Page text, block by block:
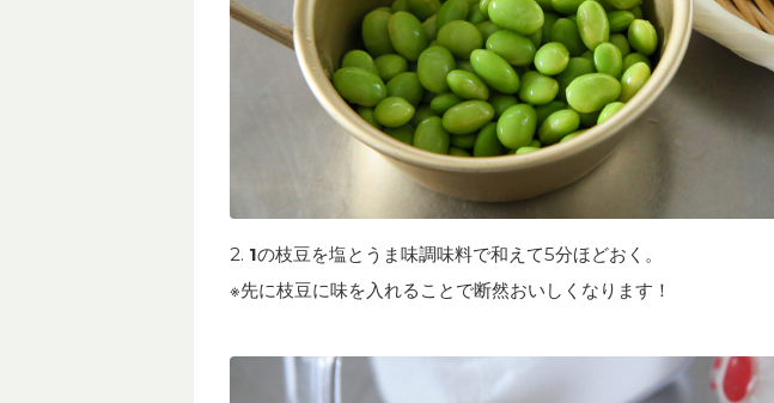
2. 1の枝豆を塩とうま味調味料で和えて5分ほどおく。
※先に枝豆に味を入れることで断然おいしくなります！